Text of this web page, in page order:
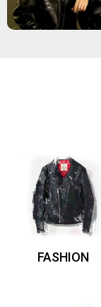
FASHION